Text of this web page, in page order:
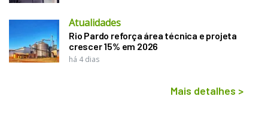
Atualidades
Rio Pardo reforça área técnica e projeta
crescer 15% em 2026
há 4 dias
Mais detalhes >